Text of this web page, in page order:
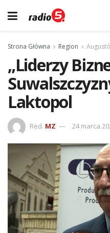
Strona Główna Region
„Liderzy
Laktopol
Red. MZ 24 marca